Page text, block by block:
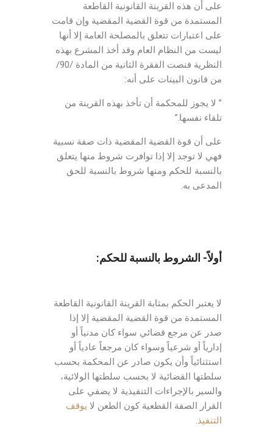
على أن هذه القرينة القانونية القاطعة
المستمدة من قوة القضية المقضية وإن قامت
على اعتبارات تتعلق بالمصلحة العامة إلا أنها
ليست من النظام العام وقد أخذ المشرع بهذه
النظرية فنصت الفقرة الثانية من المادة /90/
من قانون البينات على أنه:
” لا يجوز للمحكمة أن تأخذ بهذه القرينة من
تلقاء نفسها.”
على أن قوة القضية المقضية ذات صفة نسبية
فهي لا توجد إلا إذا توافرت شروط منها يتعلق
بالنسبة للحكم ومنها شروط بالنسبة للحق
المدعى به.
أولاً- الشروط بالنسبة للحكم:
لا يعتبر الحكم بمثابة القرينة القانونية القاطعة
المستمدة من قوة القضية المقضية إلا إذا
صدر عن مرجع قضائي سواء كان مدنياً أو
إدارياً أو شرعياً وسواء كان مرجعاً عادياً أو
استثنائياً وأن يكون صادر عن المحكمة بحسب
سلطتها القضائية لا بحسب سلطتها الولائية،
والسير بالإجراءات التنفيذية لا يضفي على
القرار الصفة القطعية كون الطعن لا يوقف
التنفيذ.